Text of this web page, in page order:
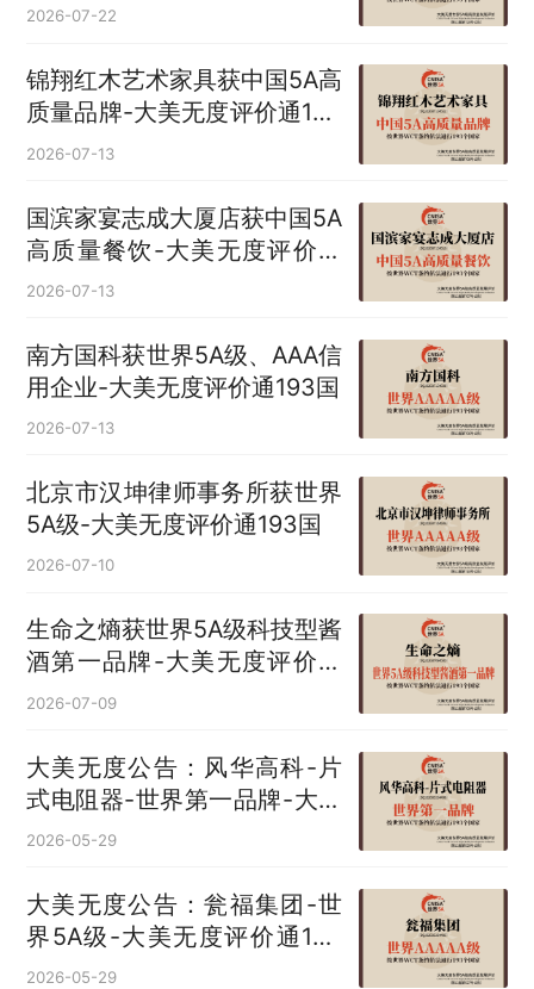
2026-07-22
锦翔红木艺术家具获中国5A高
质量品牌-大美无度评价通193
国
2026-07-13
国滨家宴志成大厦店获中国5A
高质量餐饮-大美无度评价通
193国
2026-07-13
南方国科获世界5A级、AAA信
用企业-大美无度评价通193国
2026-07-13
北京市汉坤律师事务所获世界
5A级-大美无度评价通193国
2026-07-10
生命之熵获世界5A级科技型酱
酒第一品牌-大美无度评价通
193国
2026-07-09
大美无度公告：风华高科-片
式电阻器‌-世界第一品牌-大美
无度评价通193国
2026-05-29
大美无度公告：瓮福集团-世
界5A级-大美无度评价通193
国
2026-05-29